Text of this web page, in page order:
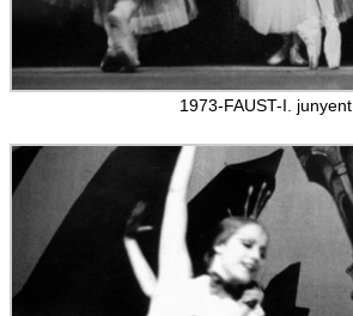
1973-FAUST-I. junyent,